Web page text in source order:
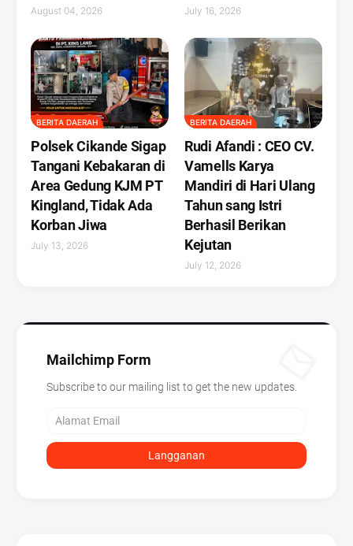
August 04, 2026 July 16, 2026
BERITA DAERAH
Polsek Cikande Sigap
Tangani Kebakaran di
Area Gedung KJM PT
Kingland, Tidak Ada
Korban Jiwa
July 13, 2026
BERITA DAERAH
Rudi Afandi : CEO CV.
Vamells Karya
Mandiri di Hari Ulang
Tahun sang Istri
Berhasil Berikan
Kejutan ‎
July 12, 2026
Mailchimp Form
Subscribe to our mailing list to get the new updates.